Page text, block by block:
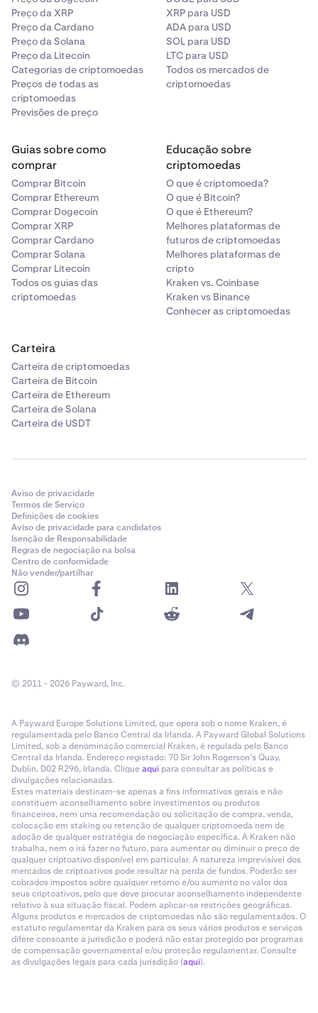
Preço da XRP
Preço da Cardano
Preço da Solana
Preço da Litecoin
Categorias de criptomoedas
Preços de todas as
criptomoedas
Previsões de preço
XRP para USD
ADA para USD
SOL para USD
LTC para USD
Todos os mercados de
criptomoedas
Guias sobre como
comprar
Comprar Bitcoin
Comprar Ethereum
Comprar Dogecoin
Comprar XRP
Comprar Cardano
Comprar Solana
Comprar Litecoin
Todos os guias das
criptomoedas
Educação sobre
criptomoedas
O que é criptomoeda?
O que é Bitcoin?
O que é Ethereum?
Melhores plataformas de
futuros de criptomoedas
Melhores plataformas de
cripto
Kraken vs. Coinbase
Kraken vs Binance
Conhecer as criptomoedas
Carteira
Carteira de criptomoedas
Carteira de Bitcoin
Carteira de Ethereum
Carteira de Solana
Carteira de USDT
Aviso de privacidade
Termos de Serviço
Definições de cookies
Aviso de privacidade para candidatos
Isenção de Responsabilidade
Regras de negociação na bolsa
Centro de conformidade
Não vender/partilhar
© 2011 - 2026 Payward, Inc.
A Payward Europe Solutions Limited, que opera sob o nome Kraken, é
regulamentada pelo Banco Central da Irlanda. A Payward Global Solutions
Limited, sob a denominação comercial Kraken, é regulada pelo Banco
Central da Irlanda. Endereço registado: 70 Sir John Rogerson’s Quay,
Dublin, D02 R296, Irlanda. Cliqueaqui para consultar as políticas e
divulgações relacionadas.
Estes materiais destinam-se apenas a fins informativos gerais e não
constituem aconselhamento sobre investimentos ou produtos
financeiros, nem uma recomendação ou solicitação de compra, venda,
colocação em staking ou retenção de qualquer criptomoeda nem de
adoção de qualquer estratégia de negociação específica. A Kraken não
trabalha, nem o irá fazer no futuro, para aumentar ou diminuir o preço de
qualquer criptoativo disponível em particular. A natureza imprevisível dos
mercados de criptoativos pode resultar na perda de fundos. Poderão ser
cobrados impostos sobre qualquer retorno e/ou aumento no valor dos
seus criptoativos, pelo que deve procurar aconselhamento independente
relativo à sua situação fiscal. Podem aplicar-se restrições geográficas.
Alguns produtos e mercados de criptomoedas não são regulamentados. O
estatuto regulamentar da Kraken para os seus vários produtos e serviços
difere consoante a jurisdição e poderá não estar protegido por programas
de compensação governamental e/ou proteção regulamentar. Consulte
as divulgações legais para cada jurisdição (aqui).